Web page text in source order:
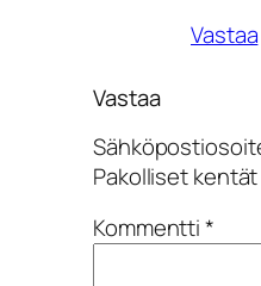
Vastaa
Vastaa
Pakolliset
Kommentti*